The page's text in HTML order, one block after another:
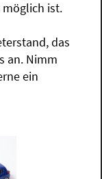
möglich ist.
das
an. Nimm
ein